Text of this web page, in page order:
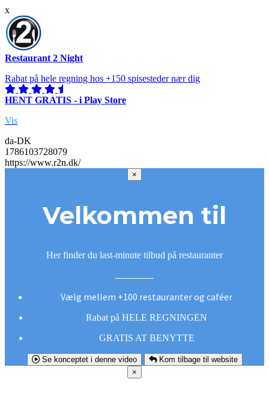
x
Restaurant 2 Night
Rabat på hele regning hos +150 spisesteder nær dig
HENT GRATIS - i Play Store
Vis
da-DK
1786103728079
https://www.r2n.dk/
×
Velkommen til
Her finder du last-minute tilbud på restauranter
Vælg mellem +100 restauranter og caféer
Rabat på HELE REGNINGEN
GRATIS AT BENYTTE
Se konceptet i denne video
Kom tilbage til website
×